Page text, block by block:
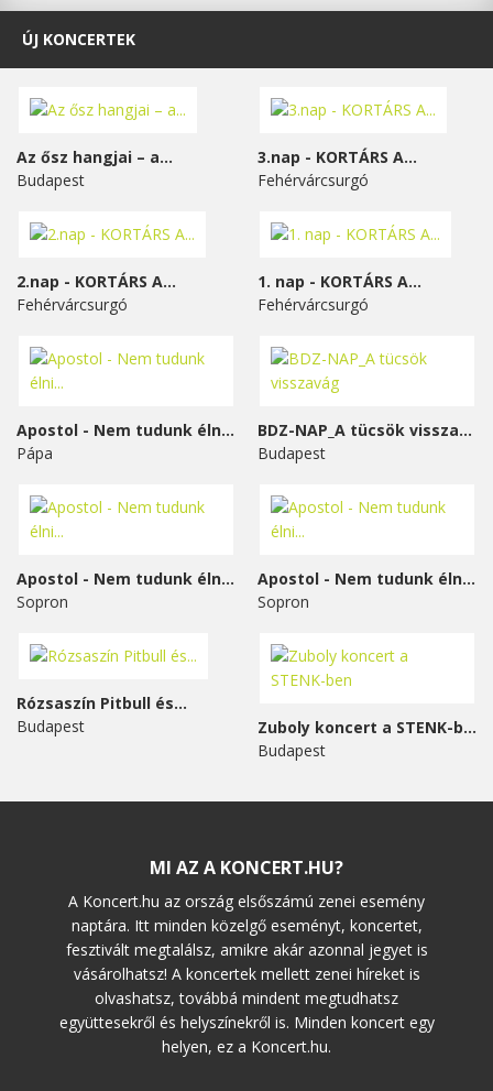
ÚJ KONCERTEK
Az ősz hangjai – a...
Budapest
3.nap - KORTÁRS A...
Fehérvárcsurgó
2.nap - KORTÁRS A...
Fehérvárcsurgó
1. nap - KORTÁRS A...
Fehérvárcsurgó
Apostol - Nem tudunk élni...
Pápa
BDZ-NAP_A tücsök visszavág
Budapest
Apostol - Nem tudunk élni...
Sopron
Apostol - Nem tudunk élni...
Sopron
Rózsaszín Pitbull és...
Budapest
Zuboly koncert a STENK-ben
Budapest
MI AZ A KONCERT.HU?
A Koncert.hu az ország elsőszámú zenei esemény
naptára. Itt minden közelgő eseményt, koncertet,
fesztivált megtalálsz, amikre akár azonnal jegyet is
vásárolhatsz! A koncertek mellett zenei híreket is
olvashatsz, továbbá mindent megtudhatsz
együttesekről és helyszínekről is. Minden koncert egy
helyen, ez a Koncert.hu.